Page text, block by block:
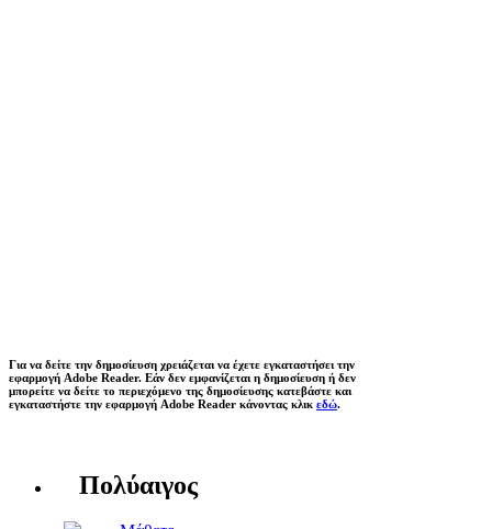
Για να δείτε την δημοσίευση χρειάζεται να έχετε εγκαταστήσει την
εφαρμογή Adobe Reader. Εάν δεν εμφανίζεται η δημοσίευση ή δεν
μπορείτε να δείτε το περιεχόμενο της δημοσίευσης κατεβάστε και
εγκαταστήστε την εφαρμογή Adobe Reader κάνοντας κλικ εδώ.
Πολύαιγος